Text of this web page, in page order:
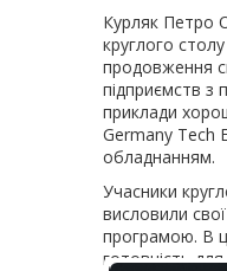
Курляк Петро
круглого
продовження
підприємств з
приклади
Germany Tech
обладнанням.
Учасники
висловили
програмою. В
готовність для